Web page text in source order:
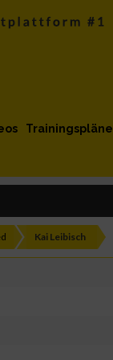
Trainingspläne
Kai Leibisch